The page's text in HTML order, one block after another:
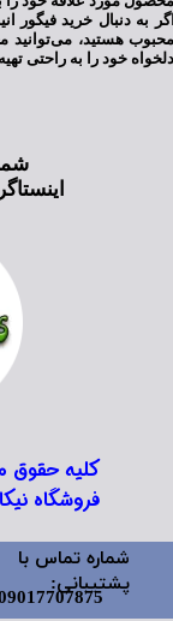
به دنبال خرید
هستید، می‌توانید
خود را به راحتی
فروشگاه
شماره تماس با
پشتیبانی: